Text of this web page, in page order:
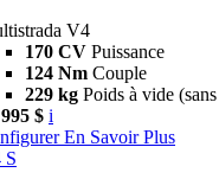
V4
170 CV Puissance
124 Nm Couple
229 kg Poids à vide
$ i
En Savoir Plus
S